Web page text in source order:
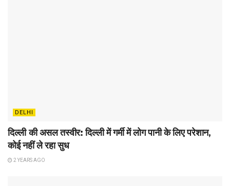
DELHI
दिल्ली की असल तस्वीर: दिल्ली में गर्मी में लोग पानी के लिए परेशान,
कोई नहीं ले रहा सुध
2 YEARS AGO